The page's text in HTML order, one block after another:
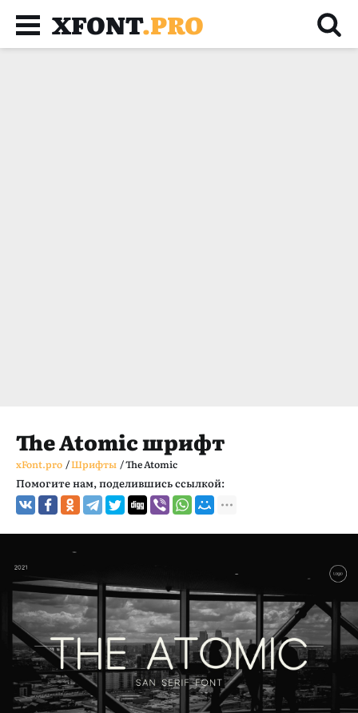
XFONT.PRO
The Atomic шрифт
xFont.pro /Шрифты /The Atomic
Помогите нам, поделившись ссылкой: